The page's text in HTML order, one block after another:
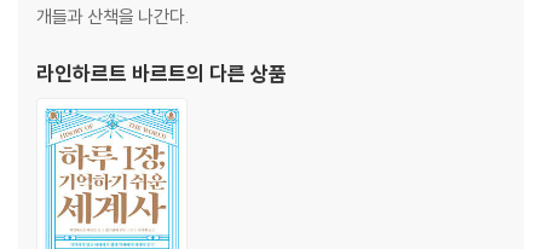
개들과 산책을 나간다.
라인하르트 바르트의 다른 상품